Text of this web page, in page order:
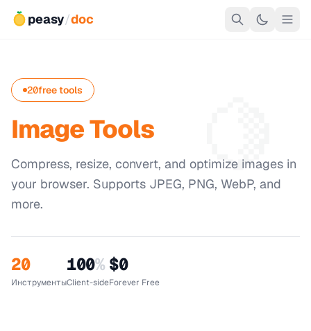
peasy/doc
🍋
20free tools
Image Tools
Compress, resize, convert, and optimize images in
your browser. Supports JPEG, PNG, WebP, and
more.
20
Инструменты
100%
Client-side
$0
Forever Free